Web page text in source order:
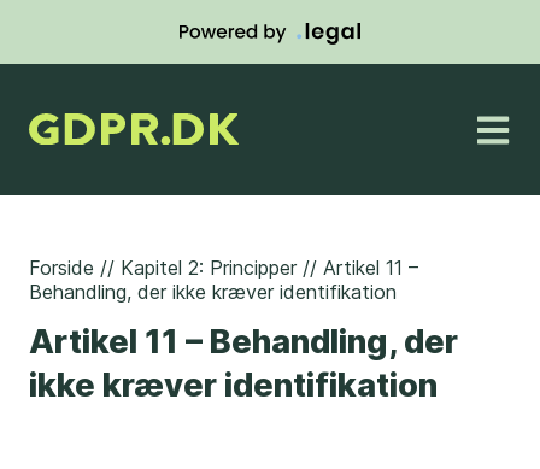
Forside // Kapitel 2: Principper// Artikel 11 –
Behandling, der ikke kræver identifikation
Artikel 11 – Behandling, der
ikke kræver identifikation